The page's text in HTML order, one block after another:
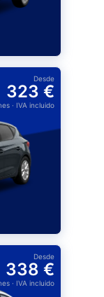
Desde
323 €
· IVA incluido
Desde
338 €
· IVA incluido